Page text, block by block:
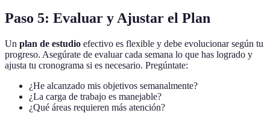
Paso 5: Evaluar y Ajustar el Plan
Un plan de estudio efectivo es flexible y debe evolucionar según tu
progreso. Asegúrate de evaluar cada semana lo que has logrado y
ajusta tu cronograma si es necesario. Pregúntate:
¿He alcanzado mis objetivos semanalmente?
¿La carga de trabajo es manejable?
¿Qué áreas requieren más atención?